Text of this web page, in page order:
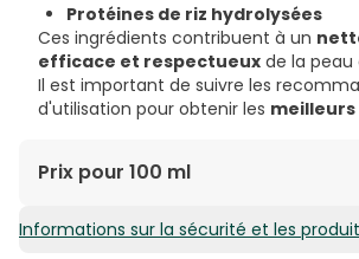
Protéines de riz hydrolysées
Ces ingrédients contribuent à un
efficace et respectueux de la peau
Il est important de suivre les
d'utilisation pour obtenir les
Prix pour 100 ml
0,66€ / 100 ml
Informations sur la sécurité et les